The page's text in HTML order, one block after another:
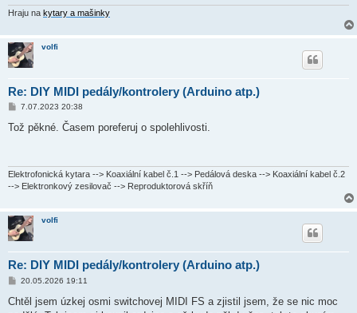
Hraju na kytary a mašinky
volfi
Re: DIY MIDI pedály/kontrolery (Arduino atp.)
P
í
e
7.07.2023 20:38
Tož pěkné. Časem poreferuj o spolehlivosti.
Elektrofonická kytara --> Koaxiální kabel č.1 --> Pedálová deska --> Koaxiální kabel č.2
--> Elektronkový zesilovač --> Reproduktorová skříň
volfi
Re: DIY MIDI pedály/kontrolery (Arduino atp.)
P
í
20.05.2026 19:11
Chtěl jsem úzkej osmi switchovej MIDI FS a zjistil jsem, že se nic moc